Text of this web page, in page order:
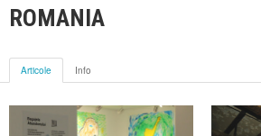
ROMANIA
Articole Info